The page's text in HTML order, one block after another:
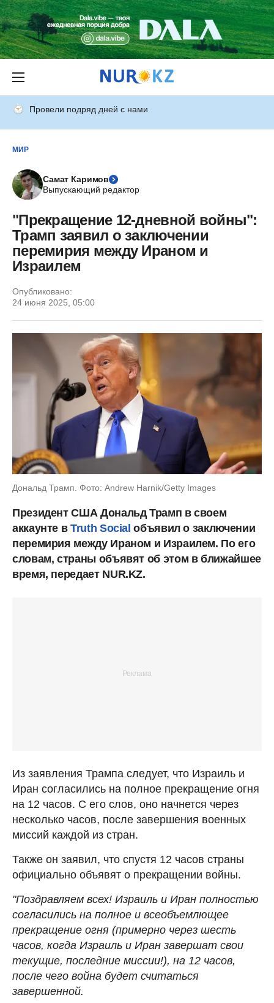
Провели подряд дней с нами
МИР
Самат Каримов
Выпускающий редактор
"Прекращение 12-дневной войны":
Трамп заявил о заключении
перемирия между Ираном и
Израилем
Опубликовано:
24 июня 2025, 05:00
Дональд Трамп. Фото: Andrew Harnik/Getty Images
Президент США Дональд Трамп в своем
аккаунте вTruth Social объявил о заключении
перемирия между Ираном и Израилем. По его
словам, страны объявят об этом в ближайшее
время, передает NUR.KZ.
Из заявления Трампа следует, что Израиль и
Иран согласились на полное прекращение огня
на 12 часов. С его слов, оно начнется через
несколько часов, после завершения военных
миссий каждой из стран.
Также он заявил, что спустя 12 часов страны
официально объявят о прекращении войны.
"Поздравляем всех! Израиль и Иран полностью
согласились на полное и всеобъемлющее
прекращение огня (примерно через шесть
часов, когда Израиль и Иран завершат свои
текущие, последние миссии!), на 12 часов,
после чего война будет считаться
завершенной.